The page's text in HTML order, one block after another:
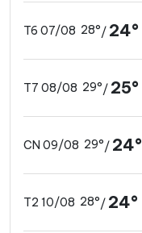
T6 07/08 28°/ 24°
T7 08/08 29°/ 25°
CN 09/08 29°/ 24°
T2 10/08 28°/ 24°